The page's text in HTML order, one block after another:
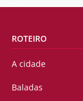
ROTEIRO
A cidade
Baladas